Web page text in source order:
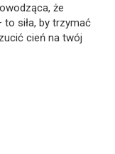
że
to siła, by trzymać
cień na twój